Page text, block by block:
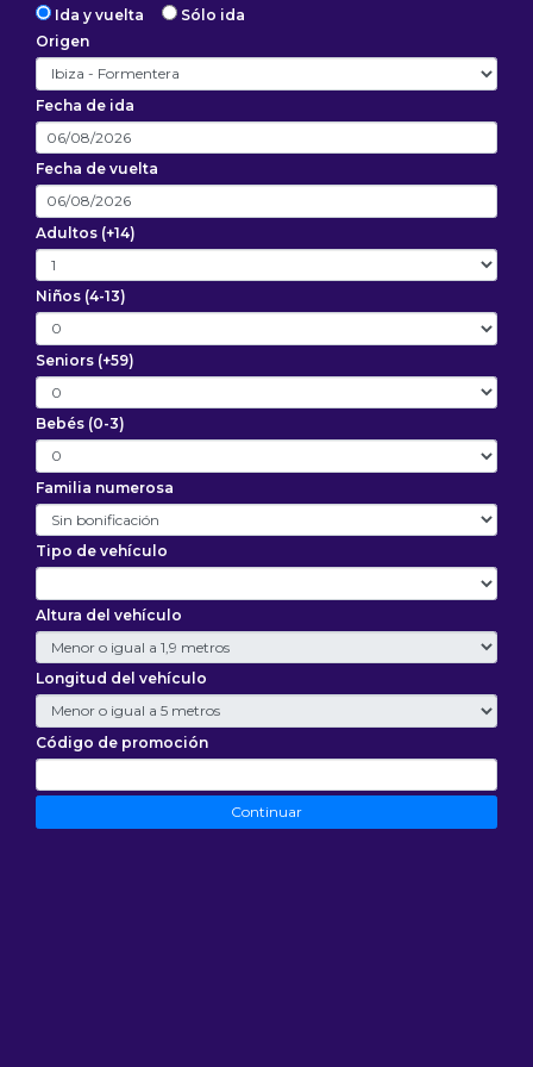
Ida y vuelta
Sólo ida
Origen
Fecha de ida
Fecha de vuelta
Adultos (+14)
Niños (4-13)
Seniors (+59)
Bebés (0-3)
Familia numerosa
Tipo de vehículo
Altura del vehículo
Longitud del vehículo
Código de promoción
Continuar